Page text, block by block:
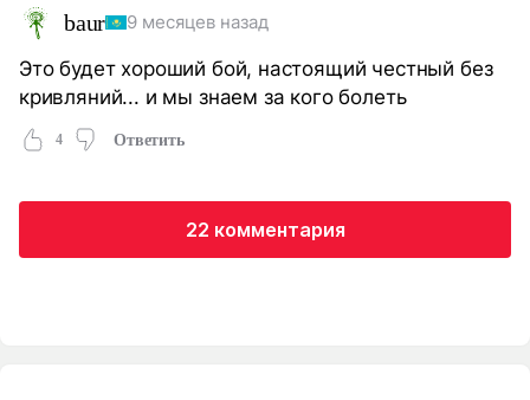
baur 9 месяцев назад
Это будет хороший бой, настоящий честный без
кривляний... и мы знаем за кого болеть
4 Ответить
22 комментария